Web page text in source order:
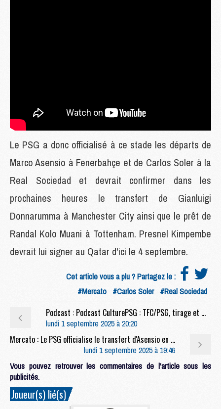
Le PSG a donc officialisé à ce stade les départs de
Marco Asensio à Fenerbahçe et de Carlos Soler à la
Real Sociedad et devrait confirmer dans les
prochaines heures le transfert de Gianluigi
Donnarumma à Manchester City ainsi que le prêt de
Randal Kolo Muani à Tottenham. Presnel Kimpembe
devrait lui signer au Qatar d'ici le 4 septembre.
Cet article vous a plu ? Partagez le :
#Mercato #Carlos Soler #Real Sociedad
Podcast : Podcast CulturePSG : TFC/PSG, tirage et mercato
lundi 1 septembre 2025 à 20:20
Mercato : Le PSG officialise le transfert d'Asensio en Turquie
lundi 1 septembre 2025 à 19:46
Vous pouvez retrouver les commentaires de l'article sous les
publicités.
Joueur(s) lié(s)